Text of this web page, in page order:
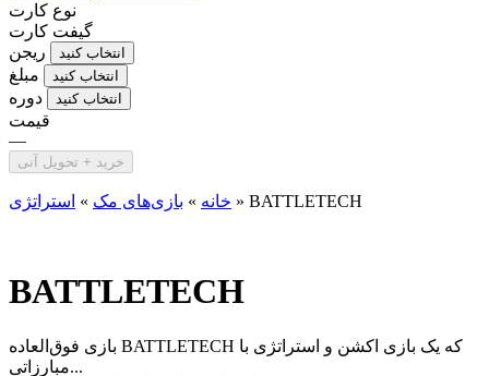
نوع کارت
گیفت کارت
ریجن
انتخاب کنید
مبلغ انتخاب کنید
دوره انتخاب کنید
قیمت
—
خرید + تحویل آنی
خانه » بازی‌های مک » استراتژی » BATTLETECH
BATTLETECH
بازی فوق‌العاده BATTLETECH که یک بازی اکشن و استراتژی با
مبارزاتی...